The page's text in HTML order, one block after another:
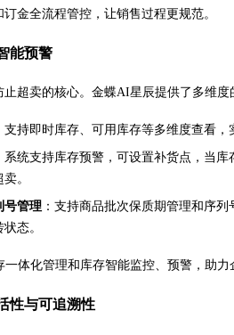
订金全流程管控，让销售过程更规范。
能预警
止超卖的核心。金蝶AI星辰提供了多维度
支持即时库存、可用库存等多维度查看，
系统支持库存预警，可设置补货点，当
。
号管理 ：支持商品批次保质期管理和序
态。
体化管理和库存智能监控、预警，助力
性与可追溯性